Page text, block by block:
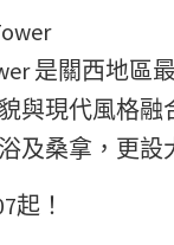
是關西地
與現代風格
及桑拿，更設
起！